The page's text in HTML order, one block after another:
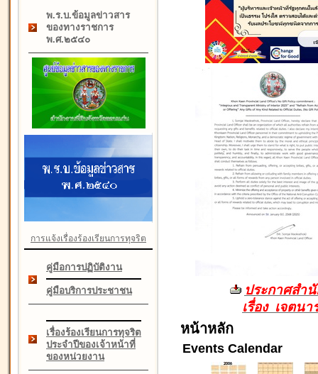
พ.ร.บ.ข้อมูลข่าวสาร
ของทางราชการ
พ.ศ.๒๕๔๐
การแจ้งเรื่องร้องเรียนการทุจริต
คู่มือการปฏิบัติงาน
คู่มือบริการประชาชน
เรื่องร้องเรียนการทุจริต
ประจำปีของเจ้าหน้าที่
ของหน่วยงาน
ประกาศสำ
เรื่อง เจตน
หน้าหลัก
Events Calendar